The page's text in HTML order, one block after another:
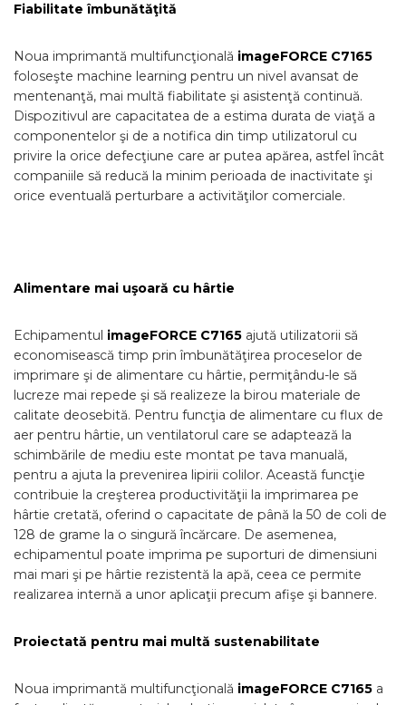
Fiabilitate îmbunătăţită
Noua imprimantă multifuncţională imageFORCE C7165
foloseşte machine learning pentru un nivel avansat de
mentenanţă, mai multă fiabilitate şi asistenţă continuă.
Dispozitivul are capacitatea de a estima durata de viaţă a
componentelor şi de a notifica din timp utilizatorul cu
privire la orice defecţiune care ar putea apărea, astfel încât
companiile să reducă la minim perioada de inactivitate şi
orice eventuală perturbare a activităţilor comerciale.
Alimentare mai uşoară cu hârtie
Echipamentul imageFORCE C7165 ajută utilizatorii să
economisească timp prin îmbunătăţirea proceselor de
imprimare şi de alimentare cu hârtie, permiţându-le să
lucreze mai repede şi să realizeze la birou materiale de
calitate deosebită. Pentru funcţia de alimentare cu flux de
aer pentru hârtie, un ventilatorul care se adaptează la
schimbările de mediu este montat pe tava manuală,
pentru a ajuta la prevenirea lipirii colilor. Această funcţie
contribuie la creşterea productivităţii la imprimarea pe
hârtie cretată, oferind o capacitate de până la 50 de coli de
128 de grame la o singură încărcare. De asemenea,
echipamentul poate imprima pe suporturi de dimensiuni
mai mari şi pe hârtie rezistentă la apă, ceea ce permite
realizarea internă a unor aplicaţii precum afişe şi bannere.
Proiectată pentru mai multă sustenabilitate
Noua imprimantă multifuncţională imageFORCE C7165 a